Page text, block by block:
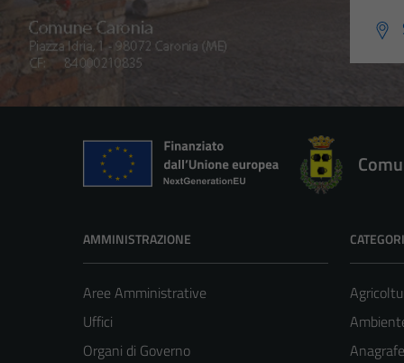
AMMINISTRAZIONE
Aree Amministrative
Uffici
Organi di Governo